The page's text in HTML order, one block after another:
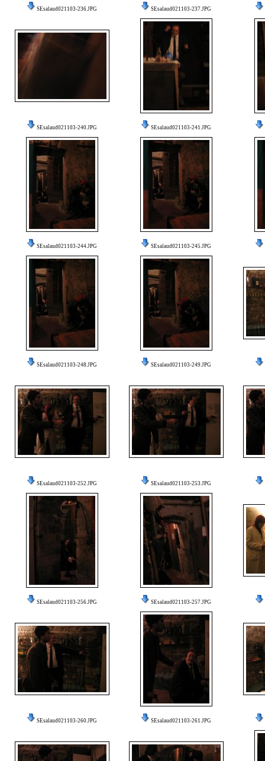
SEsalaud021103-236.JPG SEsalaud021103-237.JPG
SEsalaud021103-240.JPG SEsalaud021103-241.JPG
SEsalaud021103-244.JPG SEsalaud021103-245.JPG
SEsalaud021103-248.JPG SEsalaud021103-249.JPG
SEsalaud021103-252.JPG SEsalaud021103-253.JPG
SEsalaud021103-256.JPG SEsalaud021103-257.JPG
SEsalaud021103-260.JPG SEsalaud021103-261.JPG